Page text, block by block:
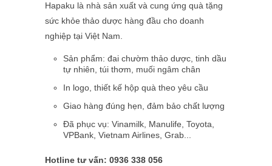
Hapaku là nhà sản xuất và cung ứng quà tặng
sức khỏe thảo dược hàng đầu cho doanh
nghiệp tại Việt Nam.
Sản phẩm: đai chườm thảo dược, tinh dầu
tự nhiên, túi thơm, muối ngâm chân
In logo, thiết kế hộp quà theo yêu cầu
Giao hàng đúng hẹn, đảm bảo chất lượng
Đã phục vụ: Vinamilk, Manulife, Toyota,
VPBank, Vietnam Airlines, Grab...
Hotline tư vấn: 0936 338 056